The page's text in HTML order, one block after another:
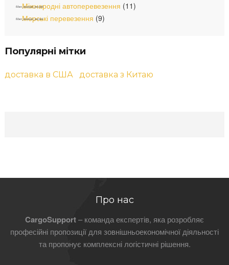
Міжнародні автоперевезення (11)
Морські перевезення (9)
Популярні мітки
доставка в США доставка з Китаю
Про нас
CargoSupport– команда експертів, яка розробляє
професійні пропозиції для зовнішньоекономічної діяльності
та пропонує комплексні логістичні рішення.